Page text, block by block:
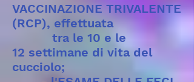
VACCINAZIONE TRIVALENTE
(RCP), effettuata
tra le 10 e le
12 settimane di vita del
cucciolo;